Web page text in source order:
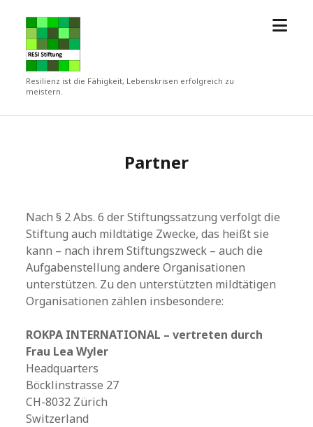
RESI
Stiftung
Resilienz ist die Fähigkeit, Lebenskrisen erfolgreich zu
meistern.
Menü
Partner
Nach § 2 Abs. 6 der Stiftungssatzung verfolgt die
Stiftung auch mildtätige Zwecke, das heißt sie
kann – nach ihrem Stiftungszweck – auch die
Aufgabenstellung andere Organisationen
unterstützen. Zu den unterstützten mildtätigen
Organisationen zählen insbesondere:
ROKPA INTERNATIONAL – vertreten durch
Frau Lea Wyler
Headquarters
Böcklinstrasse 27
CH-8032 Zürich
Switzerland